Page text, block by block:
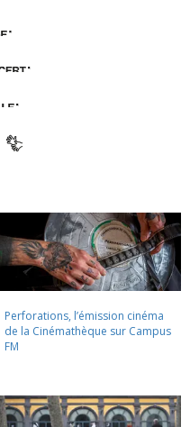
Perforations, l’émission cinéma
de la Cinémathèque sur Campus
FM